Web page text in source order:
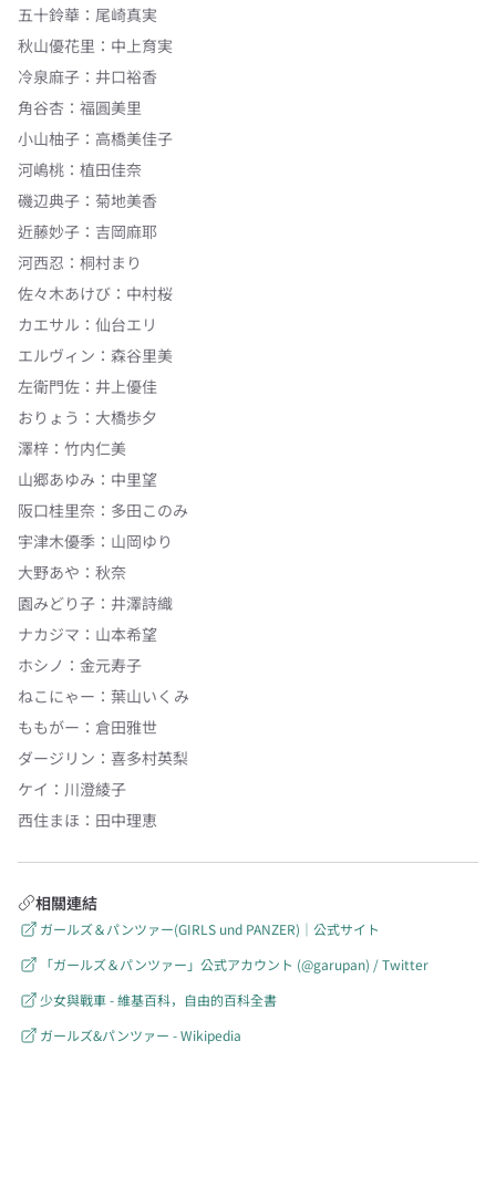
五十鈴華 ： 尾崎真実
秋山優花里 ： 中上育実
冷泉麻子 ： 井口裕香
角谷杏 ： 福圓美里
小山柚子 ： 高橋美佳子
河嶋桃 ： 植田佳奈
磯辺典子 ： 菊地美香
近藤妙子 ： 吉岡麻耶
河西忍 ： 桐村まり
佐々木あけび ： 中村桜
カエサル ： 仙台エリ
エルヴィン ： 森谷里美
左衛門佐 ： 井上優佳
おりょう ： 大橋歩夕
澤梓 ： 竹内仁美
山郷あゆみ ： 中里望
阪口桂里奈 ： 多田このみ
宇津木優季 ： 山岡ゆり
大野あや ： 秋奈
園みどり子 ： 井澤詩織
ナカジマ ： 山本希望
ホシノ ： 金元寿子
ねこにゃー ： 葉山いくみ
ももがー ： 倉田雅世
ダージリン ： 喜多村英梨
ケイ ： 川澄綾子
西住まほ ： 田中理恵
相關連結
ガールズ＆パンツァー(GIRLS und PANZER)｜公式サイト
「ガールズ＆パンツァー」公式アカウント (@garupan) / Twitter
少女與戰車 - 維基百科，自由的百科全書
ガールズ&パンツァー - Wikipedia